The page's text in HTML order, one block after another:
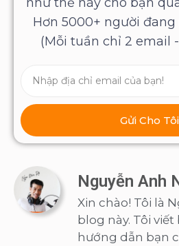
Hơn 5000+ người
(Mỗi tuần chỉ 2 email
Gửi Cho Tôi
Nguyễn Anh
Xin chào! Tôi là
blog này. Tôi
hướng dẫn bạn